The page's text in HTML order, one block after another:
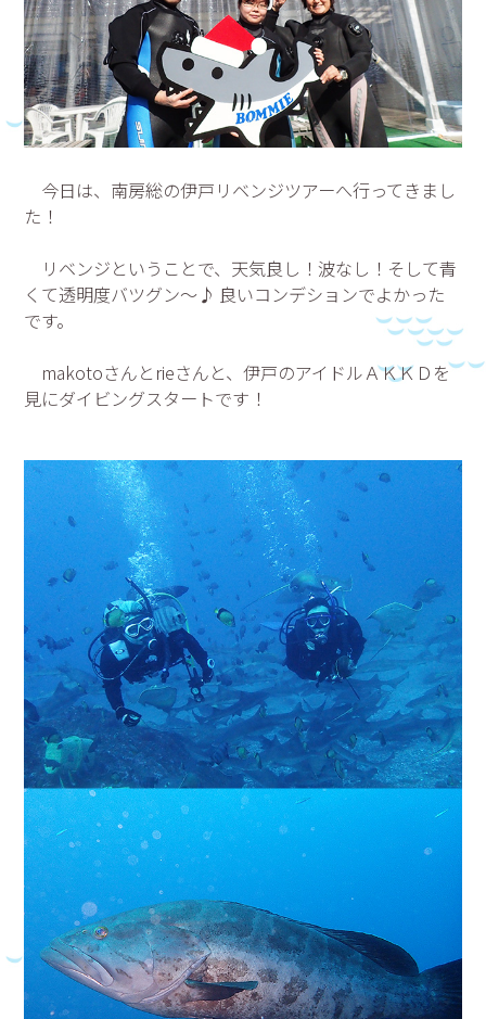
今日は、南房総の伊戸リベンジツアーへ行ってきまし
た！
リベンジということで、天気良し！波なし！そして青
くて透明度バツグン～♪ 良いコンデションでよかった
です。
makotoさんとrieさんと、伊戸のアイドルＡＫＫＤを
見にダイビングスタートです！